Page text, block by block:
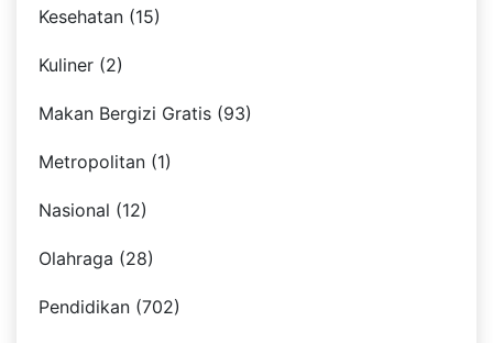
Kesehatan (15)
Kuliner (2)
Makan Bergizi Gratis (93)
Metropolitan (1)
Nasional (12)
Olahraga (28)
Pendidikan (702)